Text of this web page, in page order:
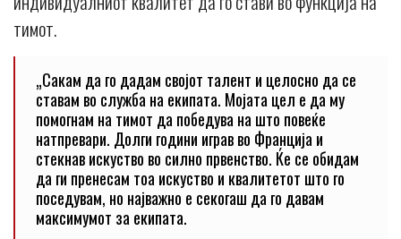
тимот.
„Сакам да го дадам својот талент и целосно да се
ставам во служба на екипата. Мојата цел е да му
помогнам на тимот да победува на што повеќе
натпревари. Долги години играв во Франција и
стекнав искуство во силно првенство. Ќе се обидам
да ги пренесам тоа искуство и квалитетот што го
поседувам, но најважно е секогаш да го давам
максимумот за екипата.